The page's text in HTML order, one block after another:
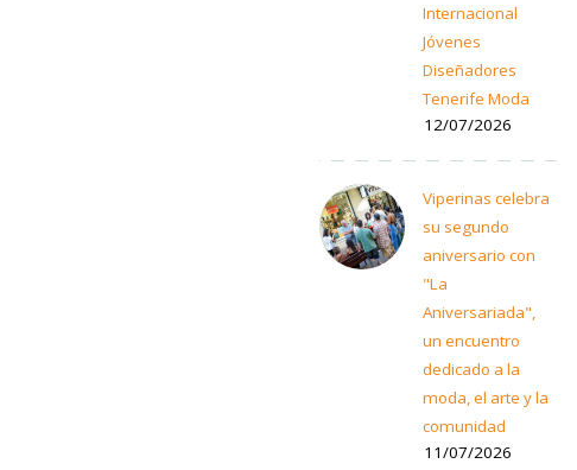
Internacional
Jóvenes
Diseñadores
Tenerife Moda
12/07/2026
Viperinas celebra
su segundo
aniversario con
"La
Aniversariada",
un encuentro
dedicado a la
moda, el arte y la
comunidad
11/07/2026